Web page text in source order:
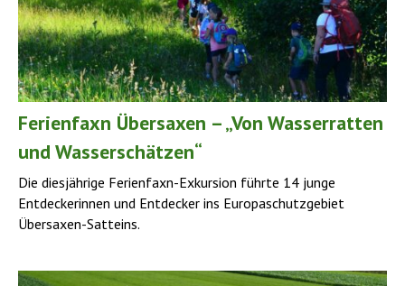
Ferienfaxn Übersaxen – „Von Wasserratten
und Wasserschätzen“
Die diesjährige Ferienfaxn-Exkursion führte 14 junge
Entdeckerinnen und Entdecker ins Europaschutzgebiet
Übersaxen-Satteins.